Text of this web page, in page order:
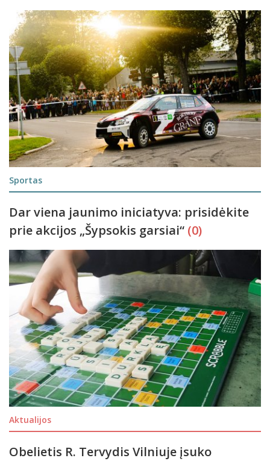
Sportas
Dar viena jaunimo iniciatyva: prisidėkite
prie akcijos „Šypsokis garsiai“ (0)
Aktualijos
Obelietis R. Tervydis Vilniuje įsuko